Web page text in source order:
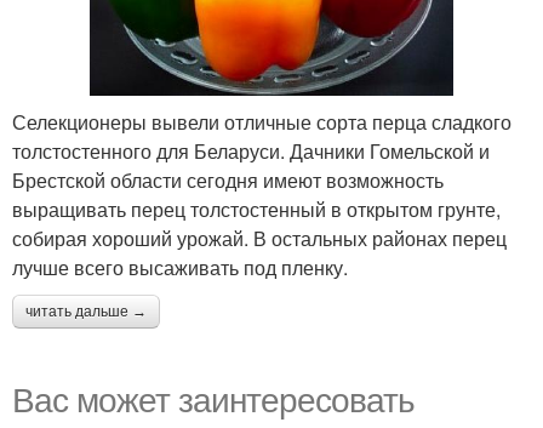
Селекционеры вывели отличные сорта перца сладкого
толстостенного для Беларуси. Дачники Гомельской и
Брестской области сегодня имеют возможность
выращивать перец толстостенный в открытом грунте,
собирая хороший урожай. В остальных районах перец
лучше всего высаживать под пленку.
читать дальше →
Вас может заинтересовать